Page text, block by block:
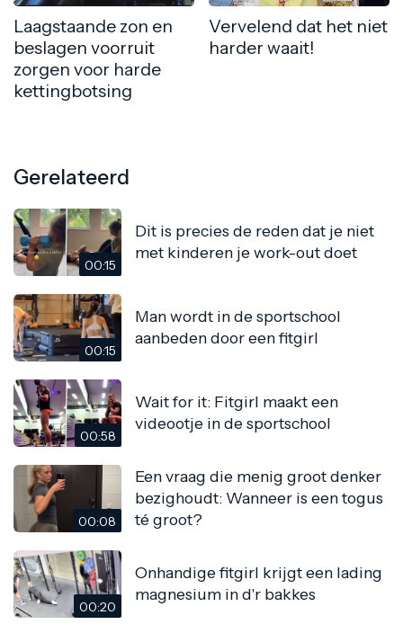
Laagstaande zon en
beslagen voorruit
zorgen voor harde
kettingbotsing
Vervelend dat het niet
harder waait!
Gerelateerd
00:15
Dit is precies de reden dat je niet
met kinderen je work-out doet
00:15
Man wordt in de sportschool
aanbeden door een fitgirl
00:58
Wait for it: Fitgirl maakt een
videootje in de sportschool
00:08
Een vraag die menig groot denker
bezighoudt: Wanneer is een togus
té groot?
00:20
Onhandige fitgirl krijgt een lading
magnesium in d'r bakkes